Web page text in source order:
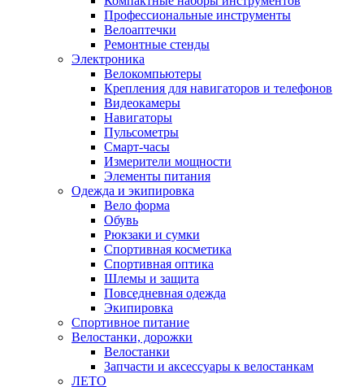
Профессиональные инструменты
Велоаптечки
Ремонтные стенды
Электроника
Велокомпьютеры
Крепления для навигаторов и телефонов
Видеокамеры
Навигаторы
Пульсометры
Смарт-часы
Измерители мощности
Элементы питания
Одежда и экипировка
Вело форма
Обувь
Рюкзаки и сумки
Спортивная косметика
Спортивная оптика
Шлемы и защита
Повседневная одежда
Экипировка
Спортивное питание
Велостанки, дорожки
Велостанки
Запчасти и аксессуары к велостанкам
ЛЕТО